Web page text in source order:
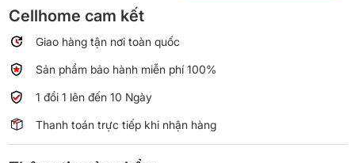
ATKB25YVMV
số
lượng
Cellhome cam kết
Giao hàng tận nơi toàn quốc
Sản phẩm bảo hành miễn phí 100%
1 đổi 1 lên đến 10 Ngày
Thanh toán trực tiếp khi nhận hàng